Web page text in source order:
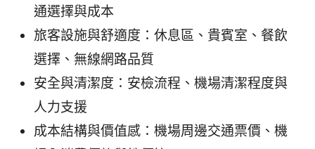
通選擇與成本
旅客設施與舒適度：休息區、貴賓室、餐飲
選擇、無線網路品質
安全與清潔度：安檢流程、機場清潔程度與
人力支援
成本結構與價值感：機場周邊交通票價、機